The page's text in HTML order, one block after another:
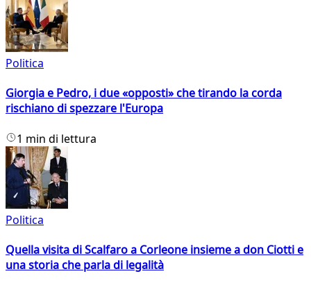
Politica
Giorgia e Pedro, i due «opposti» che tirando la corda
rischiano di spezzare l'Europa
1 min di lettura
Politica
Quella visita di Scalfaro a Corleone insieme a don Ciotti e
una storia che parla di legalità